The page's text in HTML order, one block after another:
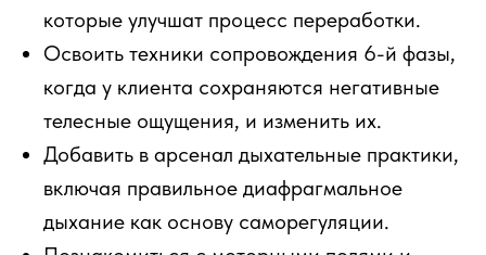
которые улучшат процесс переработки.
Освоить техники сопровождения 6-й фазы,
когда у клиента сохраняются негативные
телесные ощущения, и изменить их.
Добавить в арсенал дыхательные практики,
включая правильное диафрагмальное
дыхание как основу саморегуляции.